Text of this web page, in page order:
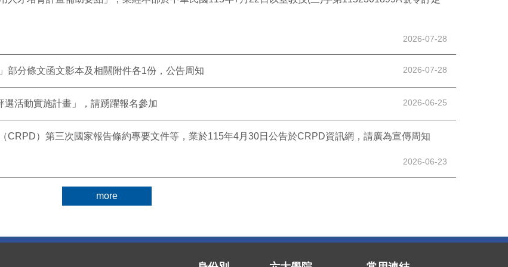
2026-07-28
部分條文函文影本及相關附件各1份，公告周知 2026-07-28
選活動實施計畫」，請踴躍報名參加 2026-06-25
CRPD）第三次國家報告條約專要文件等，業於115年4月30日公告於CRPD資訊網，請廣為宣傳周知
2026-06-23
more